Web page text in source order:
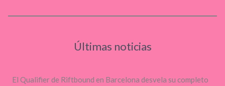
Últimas noticias
El Qualifier de Riftbound en Barcelona desvela su completo